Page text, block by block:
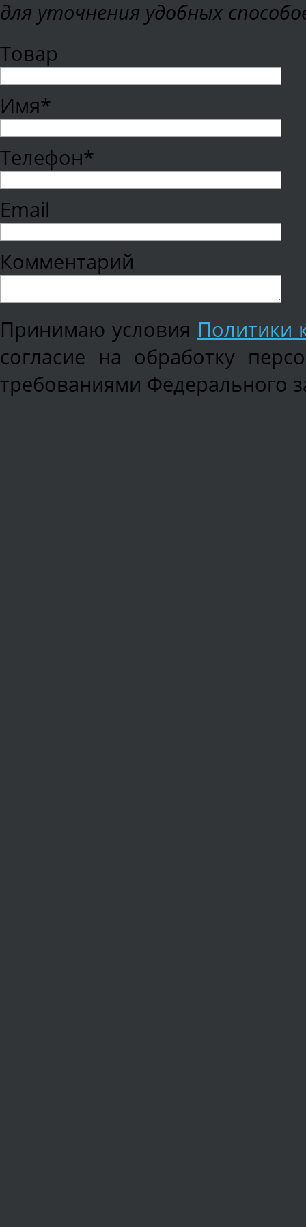
для уточнения удобных
Товар
Имя*
Телефон*
Email
Комментарий
Принимаю условия Политики
согласие на обработку
требованиями Федерального